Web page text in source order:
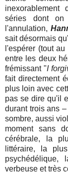
inexorablement
séries dont on
l'annulation,
sait désormais
l'espérer (tout
entre les deux
frémissant "I
fait directement
plus loin avec
pas se dire qu'il
durant trois ans –
sombre, aussi
moment sans
cérébrale, la
littéraire, la
verbeuse et très